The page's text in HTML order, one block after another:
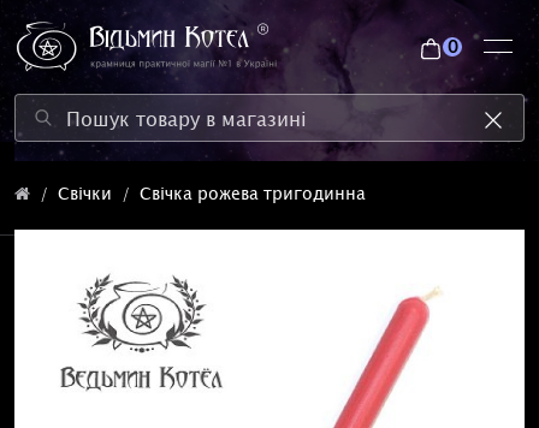
0
Свічки Свічка рожева тригодинна